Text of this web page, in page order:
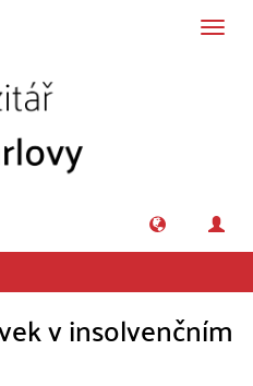
v insolvenčním